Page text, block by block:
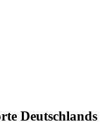
Deutschlands